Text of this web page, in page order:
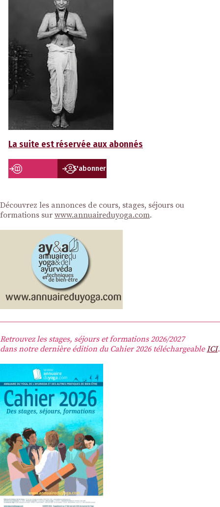
La suite est réservée aux abonnés
S'abonner
Découvrez les annonces de cours, stages, séjours ou
formations sur www.annuaireduyoga.com.
Retrouvez les stages, séjours et formations 2026/2027
dans notre dernière édition du Cahier 2026 téléchargeableICI.